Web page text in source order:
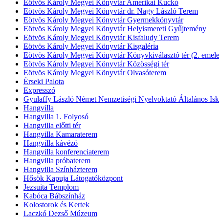
Eötvös Károly Megyei Könyvtár Amerikai Kuckó
Eötvös Károly Megyei Könyvtár dr. Nagy László Terem
Eötvös Károly Megyei Könyvtár Gyermekkönyvtár
Eötvös Károly Megyei Könyvtár Helyismereti Gyűjtemény
Eötvös Károly Megyei Könyvtár Kisfaludy Terem
Eötvös Károly Megyei Könyvtár Kisgaléria
Eötvös Károly Megyei Könyvtár Könyvkiválasztó tér (2.
Eötvös Károly Megyei Könyvtár Közösségi tér
Eötvös Károly Megyei Könyvtár Olvasóterem
Érseki Palota
Expresszó
Gyulaffy László Német Nemzetiségi Nyelvoktató Általános
Hangvilla
Hangvilla 1. Folyosó
Hangvilla előtti tér
Hangvilla Kamaraterem
Hangvilla kávézó
Hangvilla konferenciaterem
Hangvilla próbaterem
Hangvilla Színházterem
Hősök Kapuja Látogatóközpont
Jezsuita Templom
Kabóca Bábszínház
Kolostorok és Kertek
Laczkó Dezső Múzeum